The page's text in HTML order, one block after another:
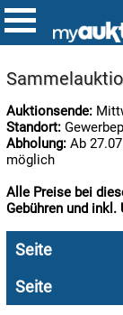
06.08:
Auktionsende:
Standort:
Abholung: Ab
möglich
Alle Preise bei
Gebühren und inkl.
Seite
Seite